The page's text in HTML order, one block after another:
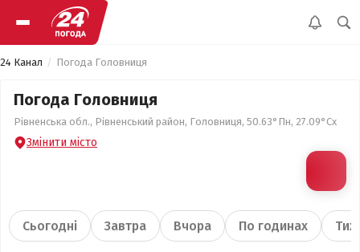
24 Канал Погода Головниця
Погода Головниця
Рівненська обл., Рівненський район, Головниця, 50.63°Пн, 27.09°Сх
Змінити місто
Сьогодні Завтра Вчора По годинах